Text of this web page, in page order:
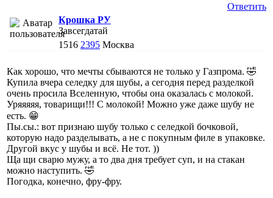
Ответить
Крошка РУ
Завсегдатай
1516 2395 Москва
Как хорошо, что мечты сбываются не только у Газпрома. 🤣
Купила вчера селедку для шубы, а сегодня перед разделкой
очень просила Вселенную, чтобы она оказалась с молокой.
Уряяяяя, товарищи!!! С молокой! Можно уже даже шубу не
есть. 😁
Пы.сы.: вот признаю шубу только с селедкой бочковой,
которую надо разделывать, а не с покупным филе в упаковке.
Другой вкус у шубы и всё. Не тот. ))
Ща щи сварю мужу, а то два дня требует суп, и на стакан
можно наступить. 🤣
Погодка, конечно, фру-фру.